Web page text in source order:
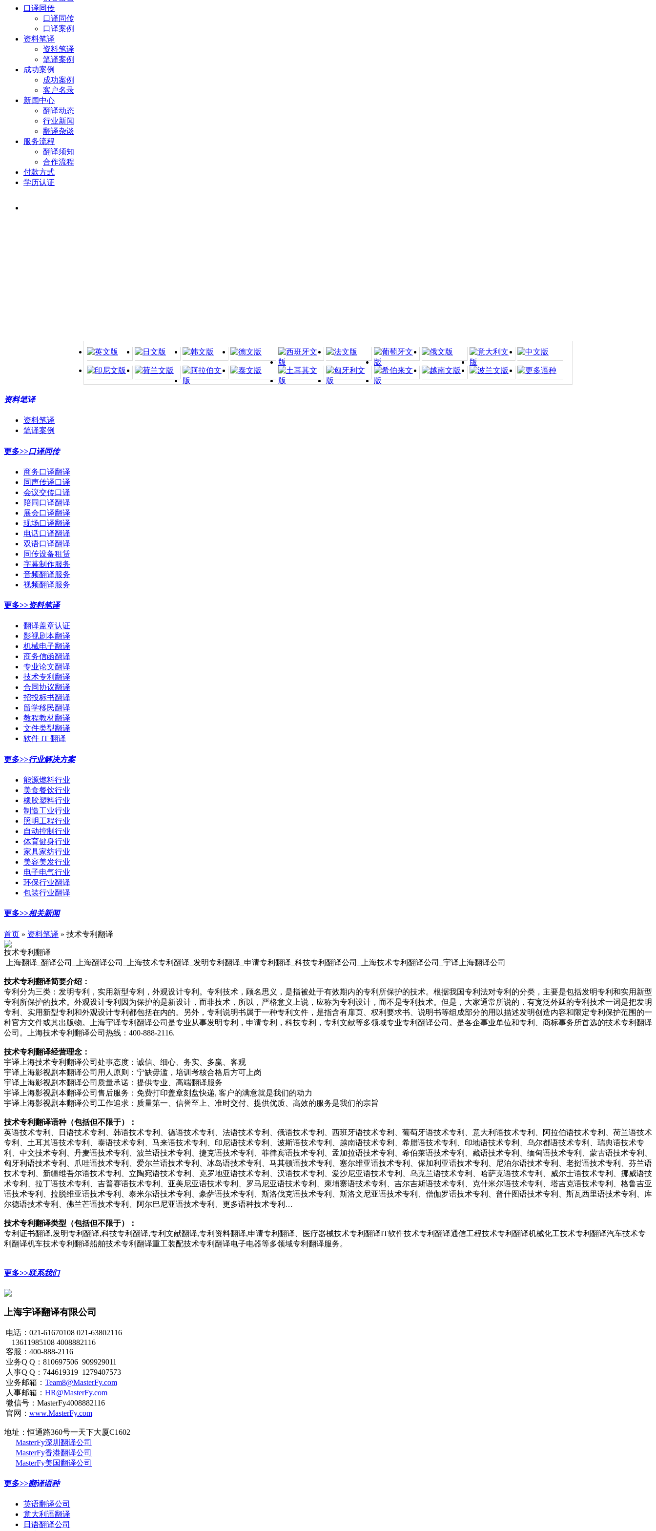
口译同传
口译同传
口译案例
资料笔译
资料笔译
笔译案例
成功案例
成功案例
客户名录
新闻中心
翻译动态
行业新闻
翻译杂谈
服务流程
翻译须知
合作流程
付款方式
学历认证
资料笔译
资料笔译
笔译案例
更多>>口译同传
商务口译翻译
同声传译口译
会议交传口译
陪同口译翻译
展会口译翻译
现场口译翻译
电话口译翻译
双语口译翻译
同传设备租赁
字幕制作服务
音频翻译服务
视频翻译服务
更多>>资料笔译
翻译盖章认证
影视剧本翻译
机械电子翻译
商务信函翻译
专业论文翻译
技术专利翻译
合同协议翻译
招投标书翻译
留学移民翻译
教程教材翻译
文件类型翻译
软件 IT 翻译
更多>>行业解决方案
能源燃料行业
美食餐饮行业
橡胶塑料行业
制造工业行业
照明工程行业
自动控制行业
体育健身行业
家具家纺行业
美容美发行业
电子电气行业
环保行业翻译
包装行业翻译
更多>>相关新闻
首页 » 资料笔译 » 技术专利翻译
技术专利翻译
上海翻译_翻译公司_上海翻译公司_上海技术专利翻译_发明专利翻译_申请专利翻译_科技专利翻译公司_上海技术专利翻译公司_宇译上海翻译公司
技术专利翻译简要介绍：
专利分为三类：发明专利，实用新型专利，外观设计专利。专利技术，顾名思义，是指被处于有效期内的专利所保护的技术。根据我国专利法对专利的分类，主要是包括发明专利和实用新型
专利所保护的技术。外观设计专利因为保护的是新设计，而非技术，所以，严格意义上说，应称为专利设计，而不是专利技术。但是，大家通常所说的，有宽泛外延的专利技术一词是把发明
专利、实用新型专利和外观设计专利都包括在内的。另外，专利说明书属于一种专利文件，是指含有扉页、权利要求书、说明书等组成部分的用以描述发明创造内容和限定专利保护范围的一
种官方文件或其出版物。上海宇译专利翻译公司是专业从事发明专利，申请专利，科技专利，专利文献等多领域专业专利翻译公司。是各企事业单位和专利、商标事务所首选的技术专利翻译
公司。上海技术专利翻译公司热线：400-888-2116.
技术专利翻译经营理念：
宇译上海技术专利翻译公司处事态度：诚信、细心、务实、多赢、客观
宇译上海影视剧本翻译公司用人原则：宁缺毋滥，培训考核合格后方可上岗
宇译上海影视剧本翻译公司质量承诺：提供专业、高端翻译服务
宇译上海影视剧本翻译公司售后服务：免费打印盖章刻盘快递, 客户的满意就是我们的动力
宇译上海影视剧本翻译公司工作追求：质量第一、信誉至上、准时交付、提供优质、高效的服务是我们的宗旨
技术专利翻译语种（包括但不限于）：
英语技术专利、日语技术专利、韩语技术专利、德语技术专利、法语技术专利、俄语技术专利、西班牙语技术专利、葡萄牙语技术专利、意大利语技术专利、阿拉伯语技术专利、荷兰语技术
专利、土耳其语技术专利、泰语技术专利、马来语技术专利、印尼语技术专利、波斯语技术专利、越南语技术专利、希腊语技术专利、印地语技术专利、乌尔都语技术专利、瑞典语技术专
利、中文技术专利、丹麦语技术专利、波兰语技术专利、捷克语技术专利、菲律宾语技术专利、孟加拉语技术专利、希伯莱语技术专利、藏语技术专利、缅甸语技术专利、蒙古语技术专利、
匈牙利语技术专利、爪哇语技术专利、爱尔兰语技术专利、冰岛语技术专利、马其顿语技术专利、塞尔维亚语技术专利、保加利亚语技术专利、尼泊尔语技术专利、老挝语技术专利、芬兰语
技术专利、新疆维吾尔语技术专利、立陶宛语技术专利、克罗地亚语技术专利、汉语技术专利、爱沙尼亚语技术专利、乌克兰语技术专利、哈萨克语技术专利、威尔士语技术专利、挪威语技
术专利、拉丁语技术专利、吉普赛语技术专利、亚美尼亚语技术专利、罗马尼亚语技术专利、柬埔寨语技术专利、吉尔吉斯语技术专利、克什米尔语技术专利、塔吉克语技术专利、格鲁吉亚
语技术专利、拉脱维亚语技术专利、泰米尔语技术专利、豪萨语技术专利、斯洛伐克语技术专利、斯洛文尼亚语技术专利、僧伽罗语技术专利、普什图语技术专利、斯瓦西里语技术专利、库
尔德语技术专利、佛兰芒语技术专利、阿尔巴尼亚语技术专利、更多语种技术专利…
技术专利翻译类型（包括但不限于）：
专利证书翻译,发明专利翻译,科技专利翻译,专利文献翻译,专利资料翻译,申请专利翻译、医疗器械技术专利翻译IT软件技术专利翻译通信工程技术专利翻译机械化工技术专利翻译汽车技术专
利翻译机车技术专利翻译船舶技术专利翻译重工装配技术专利翻译电子电器等多领域专利翻译服务。
更多>>联系我们
上海宇译翻译有限公司
电话：021-61670108 021-63802116
13611985108 4008882116
客服：400-888-2116
业务Q Q：810697506 909929011
人事Q Q：744619319 1279407573
业务邮箱： Team8@MasterFy.com
人事邮箱： HR@MasterFy.com
微信号：MasterFy4008882116
官网： www.MasterFy.com
地址：恒通路360号一天下大厦C1602
MasterFy深圳翻译公司
MasterFy香港翻译公司
MasterFy美国翻译公司
更多>>翻译语种
英语翻译公司
意大利语翻译
日语翻译公司